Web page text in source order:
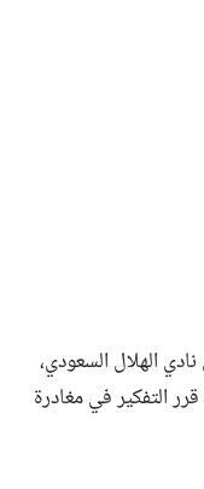
الهلال السعودي،
التفكير في مغادرة